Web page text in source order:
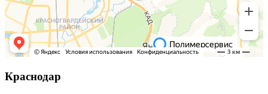
Краснодар